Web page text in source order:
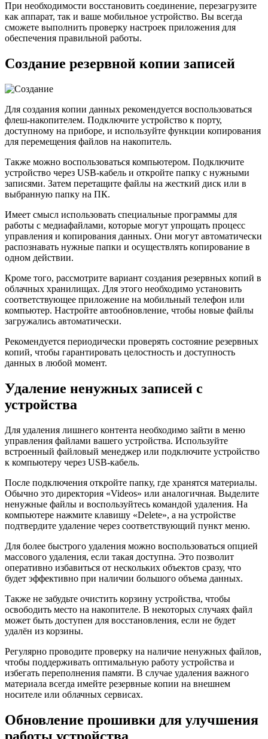
При необходимости восстановить соединение, перезагрузите
как аппарат, так и ваше мобильное устройство. Вы всегда
сможете выполнить проверку настроек приложения для
обеспечения правильной работы.
Создание резервной копии записей
Для создания копии данных рекомендуется воспользоваться
флеш-накопителем. Подключите устройство к порту,
доступному на приборе, и используйте функции копирования
для перемещения файлов на накопитель.
Также можно воспользоваться компьютером. Подключите
устройство через USB-кабель и откройте папку с нужными
записями. Затем перетащите файлы на жесткий диск или в
выбранную папку на ПК.
Имеет смысл использовать специальные программы для
работы с медиафайлами, которые могут упрощать процесс
управления и копирования данных. Они могут автоматически
распознавать нужные папки и осуществлять копирование в
одном действии.
Кроме того, рассмотрите вариант создания резервных копий в
облачных хранилищах. Для этого необходимо установить
соответствующее приложение на мобильный телефон или
компьютер. Настройте автообновление, чтобы новые файлы
загружались автоматически.
Рекомендуется периодически проверять состояние резервных
копий, чтобы гарантировать целостность и доступность
данных в любой момент.
Удаление ненужных записей с
устройства
Для удаления лишнего контента необходимо зайти в меню
управления файлами вашего устройства. Используйте
встроенный файловый менеджер или подключите устройство
к компьютеру через USB-кабель.
После подключения откройте папку, где хранятся материалы.
Обычно это директория «Videos» или аналогичная. Выделите
ненужные файлы и воспользуйтесь командой удаления. На
компьютере нажмите клавишу «Delete», а на устройстве
подтвердите удаление через соответствующий пункт меню.
Для более быстрого удаления можно воспользоваться опцией
массового удаления, если такая доступна. Это позволит
оперативно избавиться от нескольких объектов сразу, что
будет эффективно при наличии большого объема данных.
Также не забудьте очистить корзину устройства, чтобы
освободить место на накопителе. В некоторых случаях файл
может быть доступен для восстановления, если не будет
удалён из корзины.
Регулярно проводите проверку на наличие ненужных файлов,
чтобы поддерживать оптимальную работу устройства и
избегать переполнения памяти. В случае удаления важного
материала всегда имейте резервные копии на внешнем
носителе или облачных сервисах.
Обновление прошивки для улучшения
работы устройства